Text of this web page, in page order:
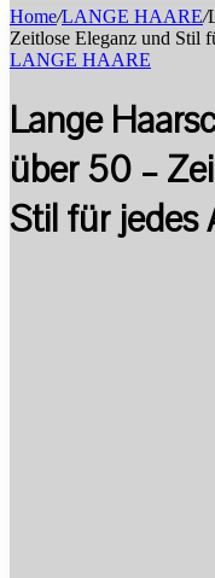
Home/LANGE HAARE/
Zeitlose Eleganz und Stil
LANGE HAARE
Lange
über 50 –
Stil für jedes